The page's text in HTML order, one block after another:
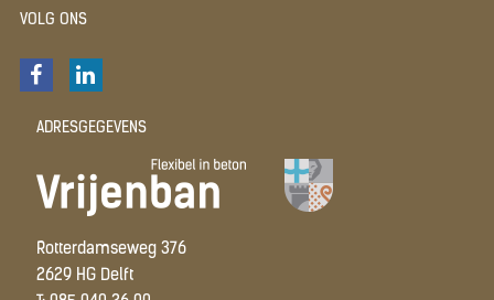
VOLG ONS
ADRESGEGEVENS
Rotterdamseweg 376
2629 HG Delft